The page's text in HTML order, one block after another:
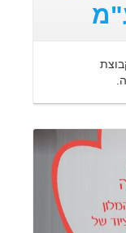
מקבוצת